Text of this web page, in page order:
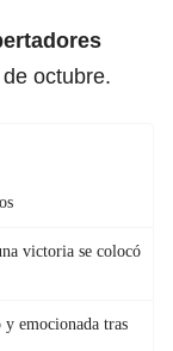
octubre.
victoria se colocó
emocionada tras